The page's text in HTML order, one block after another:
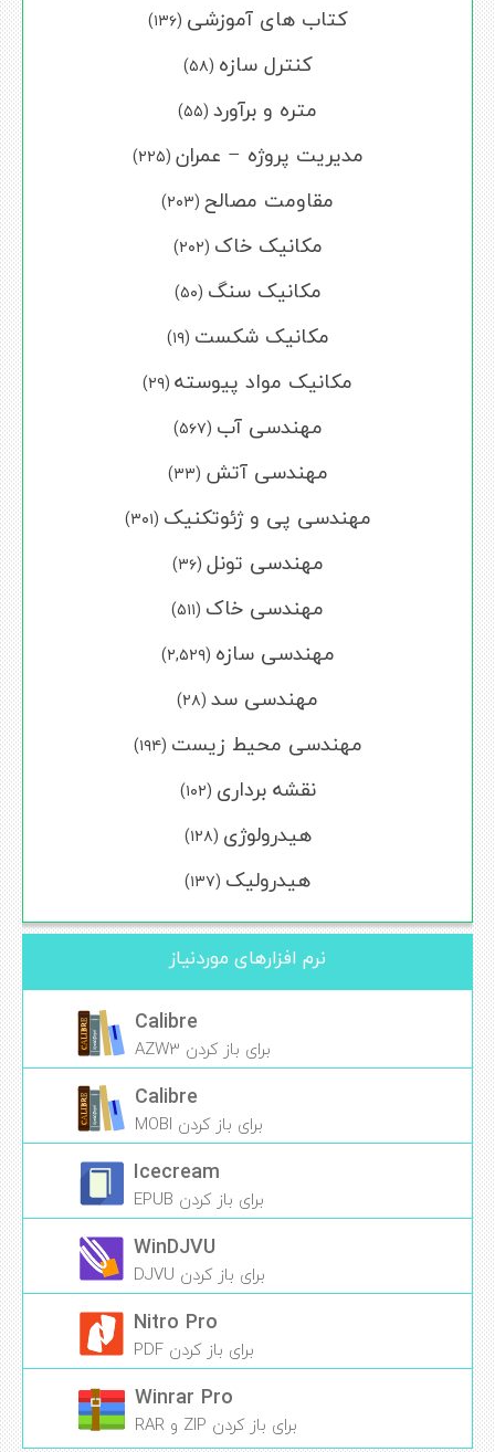
کتاب های آموزشی (۱۳۶)
کنترل سازه (۵۸)
متره و برآورد (۵۵)
مدیریت پروژه – عمران (۲۲۵)
مقاومت مصالح (۲۰۳)
مکانیک خاک (۲۰۲)
مکانیک سنگ (۵۰)
مکانیک شکست (۱۹)
مکانیک مواد پیوسته (۲۹)
مهندسی آب (۵۶۷)
مهندسی آتش (۳۳)
مهندسی پی و ژئوتکنیک (۳۰۱)
مهندسی تونل (۳۶)
مهندسی خاک (۵۱۱)
مهندسی سازه (۲,۵۲۹)
مهندسی سد (۲۸)
مهندسی محیط زیست (۱۹۴)
نقشه برداری (۱۰۲)
هیدرولوژی (۱۲۸)
هیدرولیک (۱۳۷)
نرم افزارهای موردنیاز
Calibre
برای باز کردن AZW3
Calibre
برای باز کردن MOBI
Icecream
برای باز کردن EPUB
WinDJVU
برای باز کردن DJVU
Nitro Pro
برای باز کردن PDF
Winrar Pro
برای باز کردن ZIP و RAR